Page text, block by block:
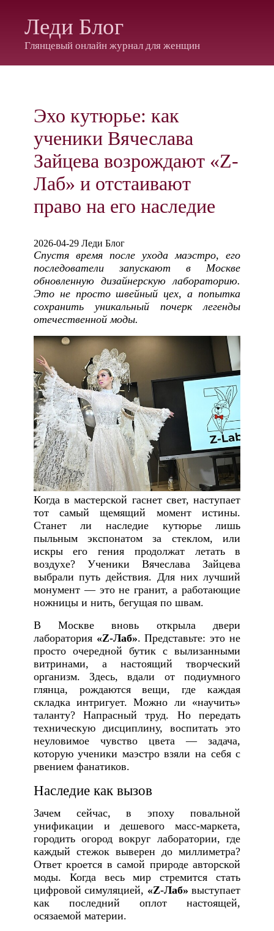
Леди Блог
Глянцевый онлайн журнал для женщин
Эхо кутюрье: как
ученики Вячеслава
Зайцева возрождают «Z-
Лаб» и отстаивают
право на его наследие
2026-04-29 Леди Блог
Спустя время после ухода маэстро, его
последователи запускают в Москве
обновленную дизайнерскую лабораторию.
Это не просто швейный цех, а попытка
сохранить уникальный почерк легенды
отечественной моды.
Когда в мастерской гаснет свет, наступает
тот самый щемящий момент истины.
Станет ли наследие кутюрье лишь
пыльным экспонатом за стеклом, или
искры его гения продолжат летать в
воздухе? Ученики Вячеслава Зайцева
выбрали путь действия. Для них лучший
монумент — это не гранит, а работающие
ножницы и нить, бегущая по швам.
В Москве вновь открыла двери
лаборатория «Z-Лаб». Представьте: это не
просто очередной бутик с вылизанными
витринами, а настоящий творческий
организм. Здесь, вдали от подиумного
глянца, рождаются вещи, где каждая
складка интригует. Можно ли «научить»
таланту? Напрасный труд. Но передать
техническую дисциплину, воспитать это
неуловимое чувство цвета — задача,
которую ученики маэстро взяли на себя с
рвением фанатиков.
Наследие как вызов
Зачем сейчас, в эпоху повальной
унификации и дешевого масс-маркета,
городить огород вокруг лаборатории, где
каждый стежок выверен до миллиметра?
Ответ кроется в самой природе авторской
моды. Когда весь мир стремится стать
цифровой симуляцией, «Z-Лаб» выступает
как последний оплот настоящей,
осязаемой материи.